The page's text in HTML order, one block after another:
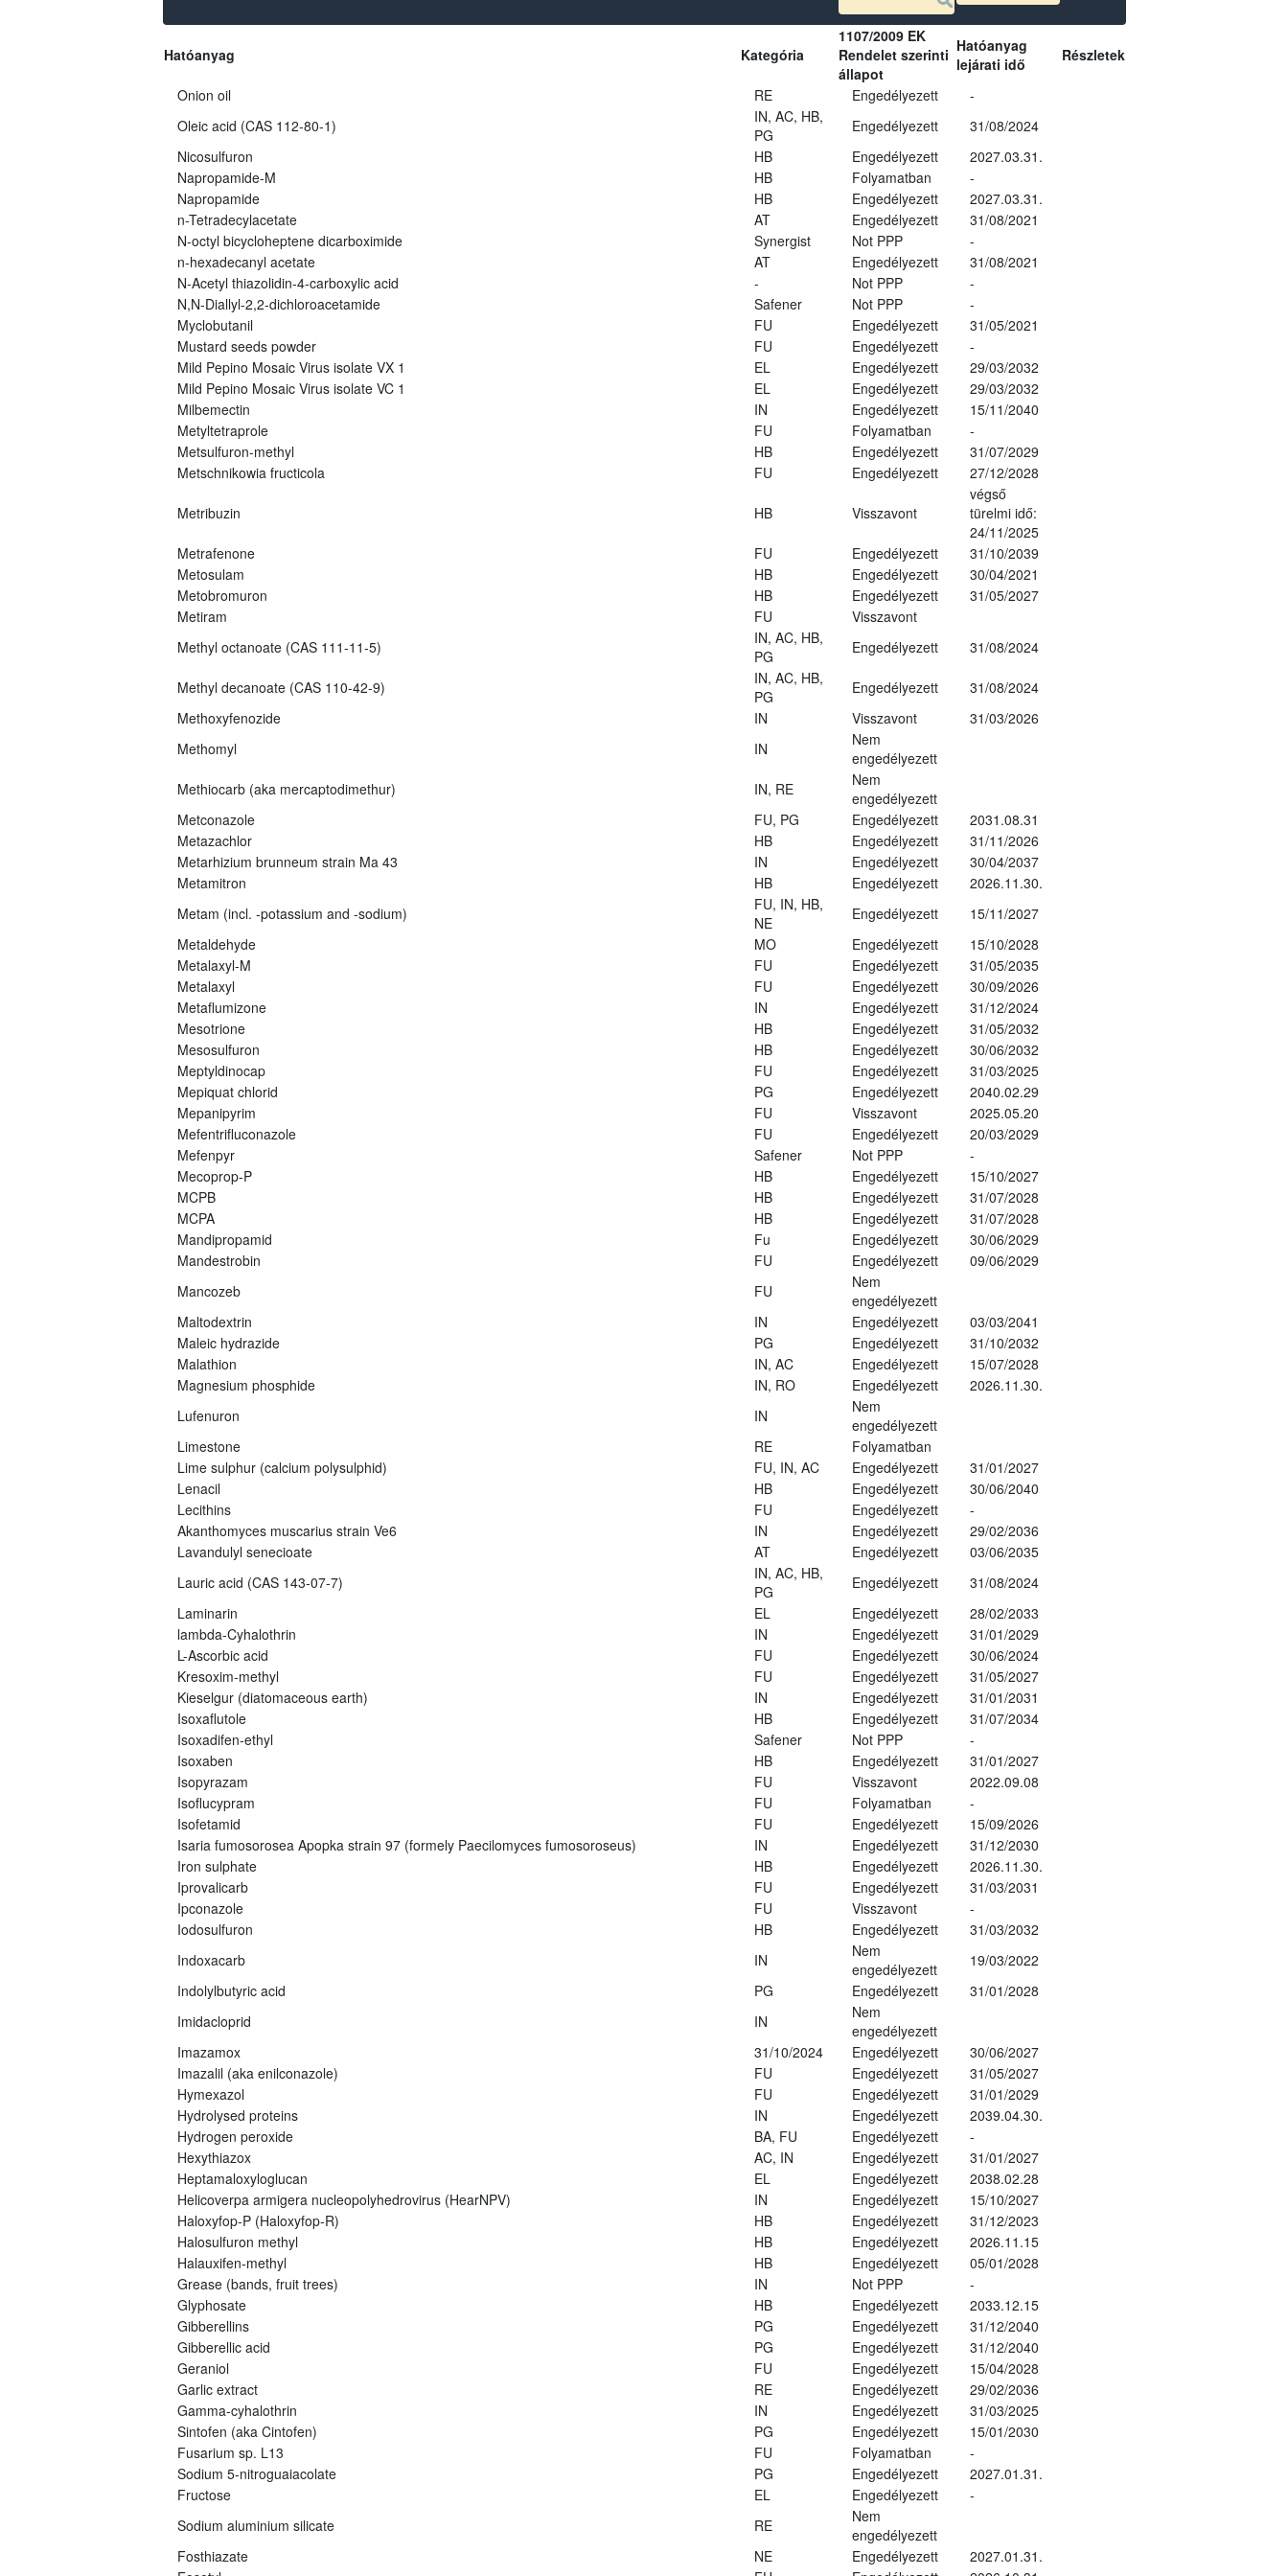
Hatóanyag Kategória
1107/2009 EK
Rendelet szerinti
állapot
Hatóanyag
lejárati idő
Részletek
Onion oil RE Engedélyezett
-
Oleic acid (CAS 112-80-1)
IN, AC, HB,
PG
Engedélyezett
31/08/2024
Nicosulfuron
HB Engedélyezett
2027.03.31.
Napropamide-M
HB Folyamatban
-
Napropamide
HB Engedélyezett
2027.03.31.
n-Tetradecylacetate
AT Engedélyezett
31/08/2021
N-octyl bicycloheptene dicarboximide
Synergist Not PPP
-
n-hexadecanyl acetate
AT Engedélyezett
31/08/2021
N-Acetyl thiazolidin-4-carboxylic acid
- Not PPP
-
N,N-Diallyl-2,2-dichloroacetamide
Safener Not PPP
-
Myclobutanil
FU Engedélyezett
31/05/2021
Mustard seeds powder
FU Engedélyezett
-
Mild Pepino Mosaic Virus isolate VX 1
EL Engedélyezett
29/03/2032
Mild Pepino Mosaic Virus isolate VC 1
EL Engedélyezett
29/03/2032
Milbemectin
IN Engedélyezett
15/11/2040
Metyltetraprole
FU Folyamatban
-
Metsulfuron-methyl
HB Engedélyezett
31/07/2029
Metschnikowia fructicola
FU Engedélyezett 27/12/2028
Metribuzin HB Visszavont
végső
türelmi idő:
24/11/2025
Metrafenone
FU Engedélyezett
31/10/2039
Metosulam
HB Engedélyezett
30/04/2021
Metobromuron
HB Engedélyezett
31/05/2027
Metiram
FU
Visszavont
Methyl octanoate (CAS 111-11-5)
IN, AC, HB,
PG
Engedélyezett 31/08/2024
Methyl decanoate (CAS 110-42-9)
IN, AC, HB,
PG
Engedélyezett
31/08/2024
Methoxyfenozide
IN Visszavont
31/03/2026
Methomyl
IN
Nem
engedélyezett
Methiocarb (aka mercaptodimethur)
IN, RE
Nem
engedélyezett
Metconazole
FU, PG Engedélyezett
2031.08.31
Metazachlor
HB Engedélyezett
31/11/2026
Metarhizium brunneum strain Ma 43
IN Engedélyezett
30/04/2037
Metamitron
HB Engedélyezett
2026.11.30.
Metam (incl. -potassium and -sodium)
FU, IN, HB,
NE
Engedélyezett
15/11/2027
Metaldehyde
MO Engedélyezett
15/10/2028
Metalaxyl-M
FU Engedélyezett
31/05/2035
Metalaxyl
FU Engedélyezett
30/09/2026
Metaflumizone
IN Engedélyezett
31/12/2024
Mesotrione
HB Engedélyezett
31/05/2032
Mesosulfuron
HB Engedélyezett
30/06/2032
Meptyldinocap
FU Engedélyezett
31/03/2025
Mepiquat chlorid
PG Engedélyezett
2040.02.29
Mepanipyrim
FU Visszavont
2025.05.20
Mefentrifluconazole
FU Engedélyezett
20/03/2029
Mefenpyr
Safener Not PPP
-
Mecoprop-P
HB Engedélyezett
15/10/2027
MCPB
HB Engedélyezett
31/07/2028
MCPA
HB Engedélyezett
31/07/2028
Mandipropamid
Fu Engedélyezett
30/06/2029
Mandestrobin
FU Engedélyezett
09/06/2029
Mancozeb
FU
Nem
engedélyezett
Maltodextrin
IN Engedélyezett
03/03/2041
Maleic hydrazide
PG Engedélyezett
31/10/2032
Malathion
IN, AC Engedélyezett
15/07/2028
Magnesium phosphide
IN, RO Engedélyezett
2026.11.30.
Lufenuron
IN
Nem
engedélyezett
Limestone
RE
Folyamatban
Lime sulphur (calcium polysulphid)
FU, IN, AC Engedélyezett
31/01/2027
Lenacil
HB Engedélyezett
30/06/2040
Lecithins
FU Engedélyezett
-
Akanthomyces muscarius strain Ve6
IN Engedélyezett
29/02/2036
Lavandulyl senecioate
AT Engedélyezett
03/06/2035
Lauric acid (CAS 143-07-7)
IN, AC, HB,
PG
Engedélyezett
31/08/2024
Laminarin
EL Engedélyezett
28/02/2033
lambda-Cyhalothrin
IN Engedélyezett
31/01/2029
L-Ascorbic acid
FU Engedélyezett
30/06/2024
Kresoxim-methyl
FU Engedélyezett
31/05/2027
Kieselgur (diatomaceous earth)
IN Engedélyezett
31/01/2031
Isoxaflutole
HB Engedélyezett
31/07/2034
Isoxadifen-ethyl
Safener Not PPP
-
Isoxaben
HB Engedélyezett
31/01/2027
Isopyrazam
FU Visszavont
2022.09.08
Isoflucypram
FU Folyamatban
-
Isofetamid
FU Engedélyezett
15/09/2026
Isaria fumosorosea Apopka strain 97 (formely Paecilomyces fumosoroseus)
IN Engedélyezett
31/12/2030
Iron sulphate
HB Engedélyezett
2026.11.30.
Iprovalicarb
FU Engedélyezett
31/03/2031
Ipconazole
FU Visszavont
-
Iodosulfuron
HB Engedélyezett
31/03/2032
Indoxacarb
IN
Nem
engedélyezett
19/03/2022
Indolylbutyric acid
PG Engedélyezett
31/01/2028
Imidacloprid
IN
Nem
engedélyezett
Imazamox
31/10/2024 Engedélyezett
30/06/2027
Imazalil (aka enilconazole)
FU Engedélyezett
31/05/2027
Hymexazol
FU Engedélyezett
31/01/2029
Hydrolysed proteins
IN Engedélyezett
2039.04.30.
Hydrogen peroxide
BA, FU Engedélyezett
-
Hexythiazox
AC, IN Engedélyezett
31/01/2027
Heptamaloxyloglucan
EL Engedélyezett
2038.02.28
Helicoverpa armigera nucleopolyhedrovirus (HearNPV)
IN Engedélyezett
15/10/2027
Haloxyfop-P (Haloxyfop-R)
HB Engedélyezett
31/12/2023
Halosulfuron methyl
HB Engedélyezett
2026.11.15
Halauxifen-methyl
HB Engedélyezett
05/01/2028
Grease (bands, fruit trees)
IN Not PPP
-
Glyphosate
HB Engedélyezett
2033.12.15
Gibberellins
PG Engedélyezett
31/12/2040
Gibberellic acid
PG Engedélyezett
31/12/2040
Geraniol
FU Engedélyezett
15/04/2028
Garlic extract
RE Engedélyezett
29/02/2036
Gamma-cyhalothrin
IN Engedélyezett
31/03/2025
Sintofen (aka Cintofen)
PG Engedélyezett
15/01/2030
Fusarium sp. L13
FU Folyamatban
-
Sodium 5-nitroguaiacolate
PG Engedélyezett
2027.01.31.
Fructose
EL Engedélyezett
-
Sodium aluminium silicate
RE
Nem
engedélyezett
Fosthiazate
NE Engedélyezett
2027.01.31.